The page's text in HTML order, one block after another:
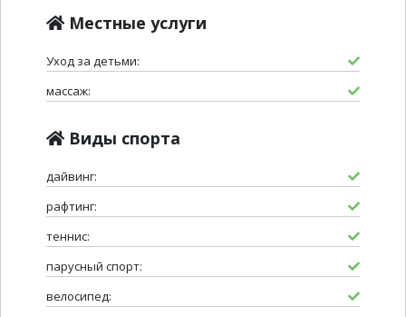
Местные услуги
Уход за детьми:
массаж:
Виды спорта
дайвинг:
рафтинг:
теннис:
парусный спорт:
велосипед: